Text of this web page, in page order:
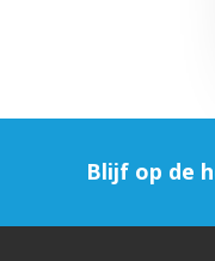
Blijf op de